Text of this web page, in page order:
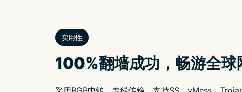
，确保您无论何时何地都能享受最